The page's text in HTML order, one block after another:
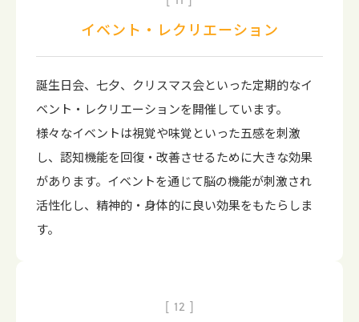
イベント・レクリエーション
誕生日会、七夕、クリスマス会といった定期的なイ
ベント・レクリエーションを開催しています。
様々なイベントは視覚や味覚といった五感を刺激
し、認知機能を回復・改善させるために大きな効果
があります。イベントを通じて脳の機能が刺激され
活性化し、精神的・身体的に良い効果をもたらしま
す。
12